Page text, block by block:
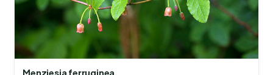
Menziesia ferruginea